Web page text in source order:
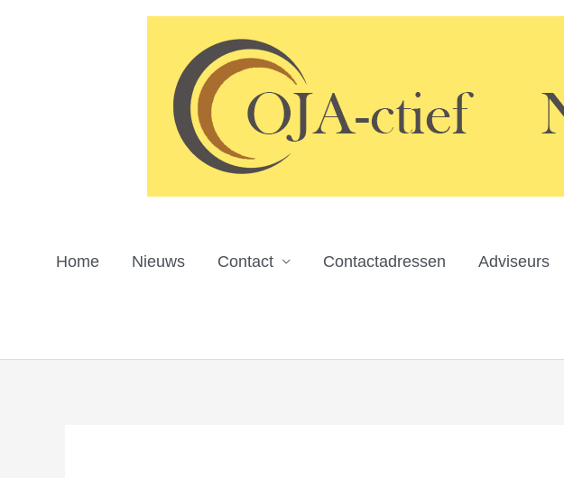
Home Nieuws Contact Contactadressen Adviseurs